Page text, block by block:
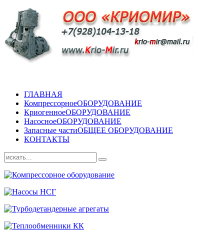
ГЛАВНАЯ
КомпрессорноеОБОРУДОВАНИЕ
КриогенноеОБОРУДОВАНИЕ
НасосноеОБОРУДОВАНИЕ
Запасные частиОБЩЕЕ ОБОРУДОВАНИЕ
КОНТАКТЫ